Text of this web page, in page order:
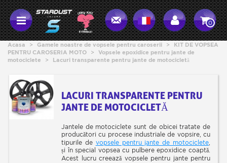
0
Acasa > Gamele noastre de vopsele pentru caroserii >
KIT DE VOPSEA
PENTRU CAROSERIA MOTO
>
Vopsele epoxidice pentru jante de
motociclete
> Lacuri transparente pentru jante de motocicletă
LACURI TRANSPARENTE PENTRU
JANTE DE MOTOCICLETĂ
Jantele de motociclete sunt de obicei tratate de
producători cu procese industriale de vopsire, cu
tipurile de vopsele pentru jante de motociclete,
și în special vopsea cu pulbere epoxidice coaptă.
Acest lucru creează vopsele pentru jante pentru